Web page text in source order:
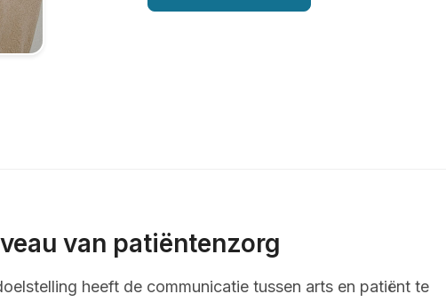
van patiëntenzorg
heeft de communicatie tussen arts en patiënt te